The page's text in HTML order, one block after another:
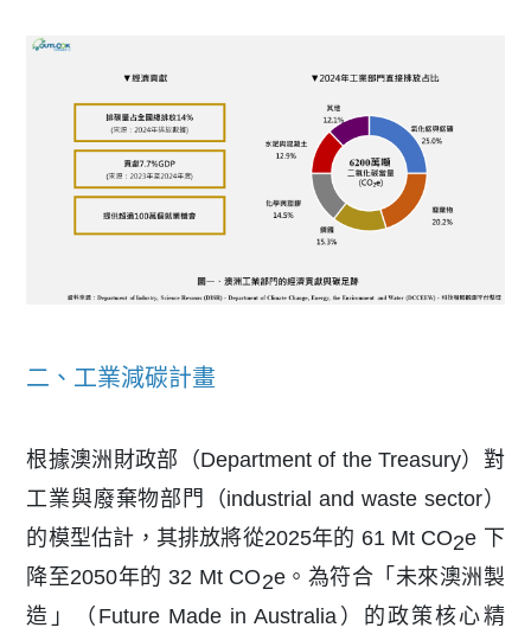
二、工業減碳計畫
根據澳洲財政部（Department of the Treasury）對
工業與廢棄物部門（industrial and waste sector）
的模型估計，其排放將從2025年的 61 Mt CO2e 下
降至2050年的 32 Mt CO2e。為符合「未來澳洲製
造」（Future Made in Australia）的政策核心精